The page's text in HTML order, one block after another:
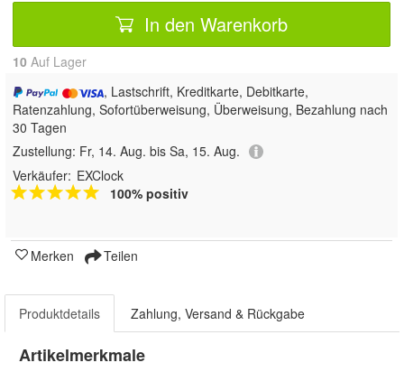
In den Warenkorb
10 Auf Lager
, Lastschrift, Kreditkarte, Debitkarte,
Ratenzahlung, Sofortüberweisung, Überweisung, Bezahlung nach
30 Tagen
Zustellung: Fr, 14. Aug. bis Sa, 15. Aug.
Verkäufer: EXClock
100% positiv
Merken Teilen
Produktdetails Zahlung, Versand & Rückgabe
Artikelmerkmale